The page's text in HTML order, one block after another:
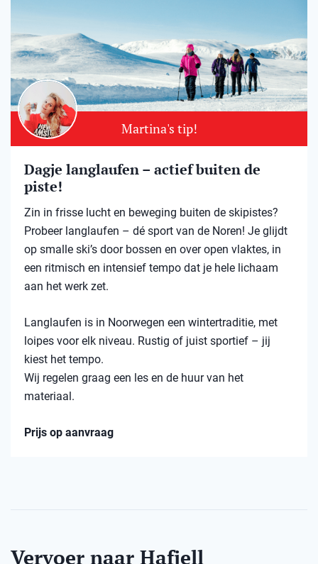
Martina's tip!
Dagje langlaufen – actief buiten de
piste!
Zin in frisse lucht en beweging buiten de skipistes?
Probeer langlaufen – dé sport van de Noren! Je glijdt
op smalle ski’s door bossen en over open vlaktes, in
een ritmisch en intensief tempo dat je hele lichaam
aan het werk zet.
Langlaufen is in Noorwegen een wintertraditie, met
loipes voor elk niveau. Rustig of juist sportief – jij
kiest het tempo.
Wij regelen graag een les en de huur van het
materiaal.
Prijs op aanvraag
Vervoer naar Hafjell